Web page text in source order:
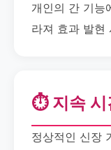
개인의 간 기능
라져 효과 발현
⏱️ 지속 시
정상적인 신장